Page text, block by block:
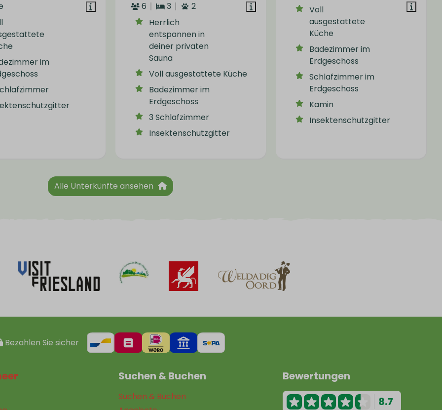
im
6
3
2
Herrlich
entspannen in
deiner privaten
Sauna
Voll ausgestattete Küche
Badezimmer im
Erdgeschoss
3 Schlafzimmer
Insektenschutzgitter
Voll
ausgestattete
Küche
Badezimmer im
Erdgeschoss
Schlafzimmer im
Erdgeschoss
Kamin
Insektenschutzgitter
Alle Unterkünfte ansehen
Bezahlen Sie sicher
Suchen & Buchen
Suchen & Buchen
Bewertungen
8.7